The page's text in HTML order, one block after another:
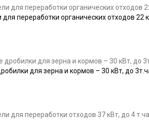
переработки органических отходов 22
для зерна и кормов – 30 кВт, до